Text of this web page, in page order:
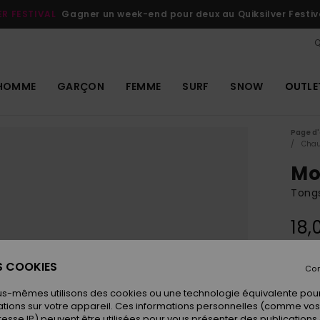
FESTIVAL Gagner un week-end pour deux au Quiksilver
GARÇON FEMME SURF SNOW
Page
COOKIES
mêmes utilisons des cookies ou une technologie équivalente
sur votre appareil. Ces informations personnelles (comme